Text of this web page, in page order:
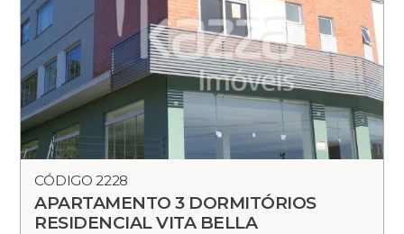
CÓDIGO 2228
APARTAMENTO 3 DORMITÓRIOS
RESIDENCIAL VITA BELLA